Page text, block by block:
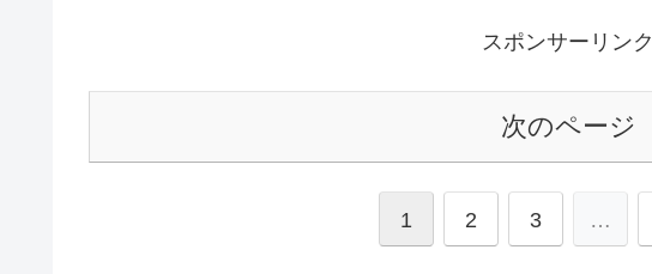
スポンサーリンク
次のページ
1 2 3 …